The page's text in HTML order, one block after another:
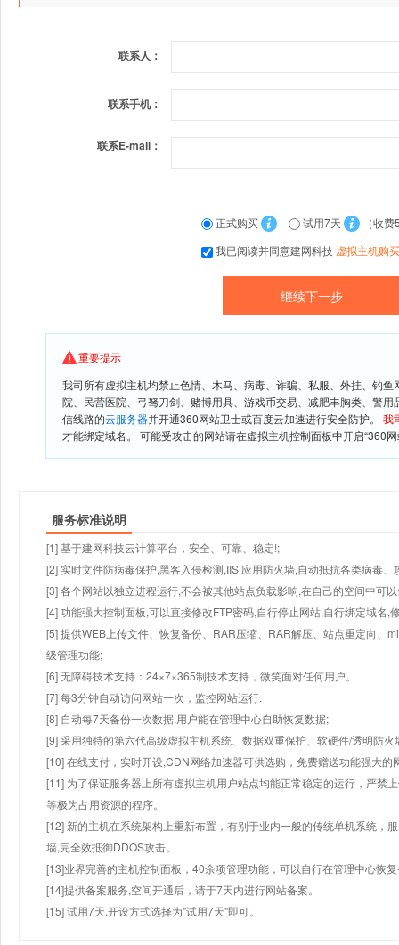
联系人：
联系手机：
联系E-mail：
正式购买 试用7天
（收费
我已阅读并同意建网科技 虚拟主机购
重要提示
我司所有虚拟主机均禁止色情、木马、病毒、诈骗、私服、外挂、钓
院、民营医院、弓驽刀剑、赌博用具、游戏币交易、减肥丰胸类、警
信线路的云服务器并开通360网站卫士或百度云加速进行安全防护。 我
才能绑定域名。 可能受攻击的网站请在虚拟主机控制面板中开启“360
服务标准说明
[1] 基于建网科技云计算平台，安全、可靠、稳定!;
[2] 实时文件防病毒保护,黑客入侵检测,IIS 应用防火墙,自动抵抗各类病毒、
[3] 各个网站以独立进程运行,不会被其他站点负载影响,在自己的空间中可
[4] 功能强大控制面板,可以直接修改FTP密码,自行停止网站,自行绑定域名,
[5] 提供WEB上传文件、恢复备份、RAR压缩、RAR解压、站点重定向、
级管理功能;
[6] 无障碍技术支持：24×7×365制技术支持，微笑面对任何用户。
[7] 每3分钟自动访问网站一次，监控网站运行.
[8] 自动每7天备份一次数据,用户能在管理中心自助恢复数据;
[9] 采用独特的第六代高级虚拟主机系统、数据双重保护、软硬件/透明防火
[10] 在线支付，实时开设,CDN网络加速器可供选购，免费赠送功能强大
[11] 为了保证服务器上所有虚拟主机用户站点均能正常稳定的运行，严禁
等极为占用资源的程序。
[12] 新的主机在系统架构上重新布置，有别于业内一般的传统单机系统，
墙,完全效抵御DDOS攻击。
[13]业界完善的主机控制面板，40余项管理功能，可以自行在管理中心恢
[14]提供备案服务,空间开通后，请于7天内进行网站备案。
[15] 试用7天.开设方式选择为"试用7天"即可。